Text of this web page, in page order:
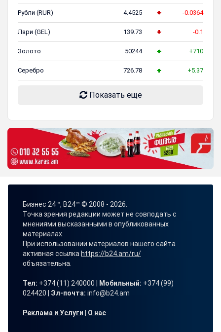
Рубли (RUR) 4.4525 -0.0364
Лари (GEL) 139.73 -0.1
Золото 50244 +710
Серебро 726.78 +5.37
Показать еще
Бизнес 24™, B24™ © 2008 - 2026.
Точка зрения редакции может не совподать с
мнениями высказанными в опубликованных
материалах.
При использовании материалов нашего сайта
активная ссылка https://b24.am/ru/
объязательна.
Тел: +374 (11) 240000 | Мобильный: +374 (99)
024420 | Эл-почта: info@b24.am
Реклама и Услуги О нас